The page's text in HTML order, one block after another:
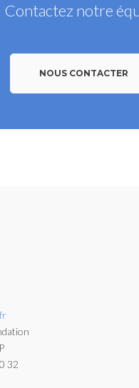
Contactez notre
NOUS CONTACTER
32